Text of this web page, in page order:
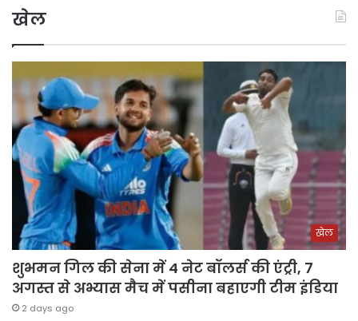
खेल
खेल
शुभमन गिल की सेना में 4 नेट बॉलर्स की एंट्री, 7
अगस्त से अभ्यास मैच में पसीना बहाएगी टीम इंडिया
2 days ago